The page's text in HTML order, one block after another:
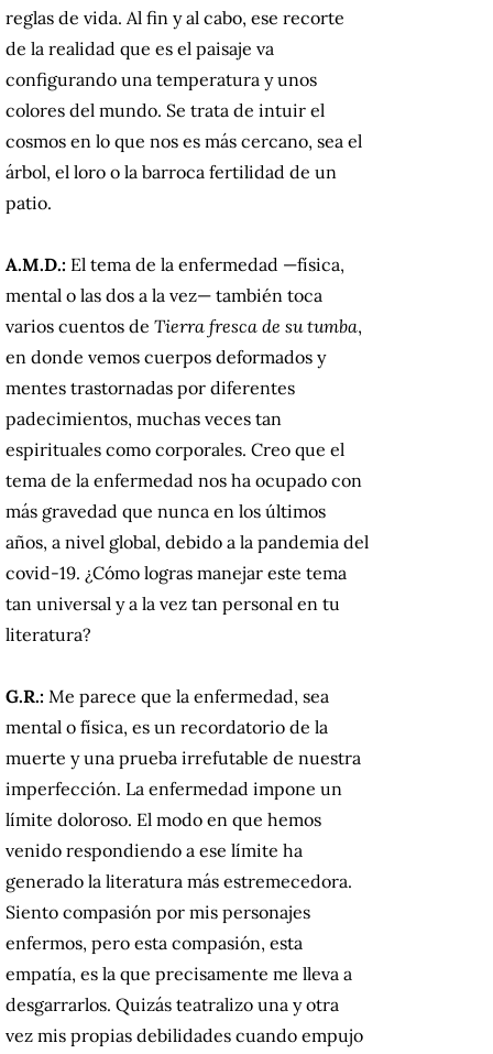
reglas de vida. Al fin y al cabo, ese recorte
de la realidad que es el paisaje va
configurando una temperatura y unos
colores del mundo. Se trata de intuir el
cosmos en lo que nos es más cercano, sea el
árbol, el loro o la barroca fertilidad de un
patio.
A.M.D.: El tema de la enfermedad —física,
mental o las dos a la vez— también toca
varios cuentos de Tierra fresca de su tumba,
en donde vemos cuerpos deformados y
mentes trastornadas por diferentes
padecimientos, muchas veces tan
espirituales como corporales. Creo que el
tema de la enfermedad nos ha ocupado con
más gravedad que nunca en los últimos
años, a nivel global, debido a la pandemia del
covid-19. ¿Cómo logras manejar este tema
tan universal y a la vez tan personal en tu
literatura?
G.R.: Me parece que la enfermedad, sea
mental o física, es un recordatorio de la
muerte y una prueba irrefutable de nuestra
imperfección. La enfermedad impone un
límite doloroso. El modo en que hemos
venido respondiendo a ese límite ha
generado la literatura más estremecedora.
Siento compasión por mis personajes
enfermos, pero esta compasión, esta
empatía, es la que precisamente me lleva a
desgarrarlos. Quizás teatralizo una y otra
vez mis propias debilidades cuando empujo